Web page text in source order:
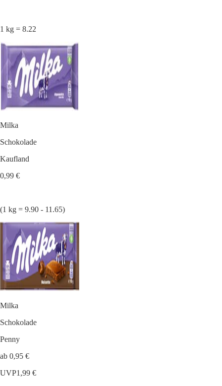
1 kg = 8.22
Milka
Schokolade
Kaufland
0,99 €
(1 kg = 9.90 - 11.65)
Milka
Schokolade
Penny
ab 0,95 €
UVP1,99 €